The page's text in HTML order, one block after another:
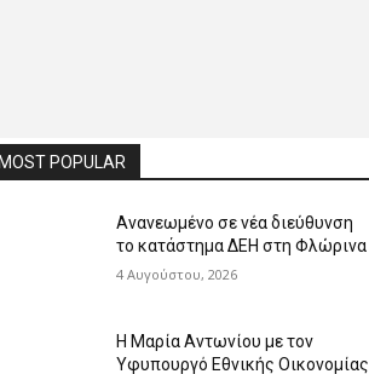
POPULAR
Ανανεωμένο σε νέα διεύθυνση
το κατάστημα ΔΕΗ στη Φλώρινα
4 Αυγούστου, 2026
Η Μαρία Αντωνίου με τον
Υφυπουργό Εθνικής Οικονομίας